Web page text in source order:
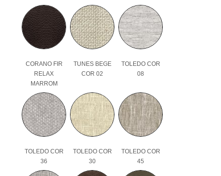
CORANO FIR
RELAX
MARROM
TUNES BEGE
COR 02
TOLEDO COR
08
TOLEDO COR
36
TOLEDO COR
30
TOLEDO COR
45